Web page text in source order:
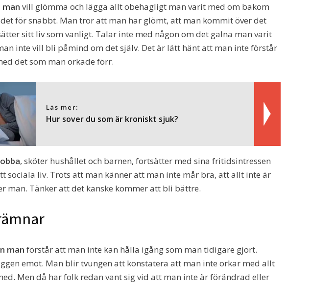
vill glömma och lägga allt obehagligt man varit med om bakom
för snabbt. Man tror att man har glömt, att man kommit över det
sitt liv som vanligt. Talar inte med någon om det galna man varit
inte vill bli påmind om det själv. Det är lätt hänt att man inte förstår
det som man orkade förr.
Läs mer:
Hur sover du som är kroniskt sjuk?
, sköter hushållet och barnen, fortsätter med sina fritidsintressen
sociala liv. Trots att man känner att man inte mår bra, att allt inte är
man. Tänker att det kanske kommer att bli bättre.
man förstår att man inte kan hålla igång som man tidigare gjort.
emot. Man blir tvungen att konstatera att man inte orkar med allt
Men då har folk redan vant sig vid att man inte är förändrad eller